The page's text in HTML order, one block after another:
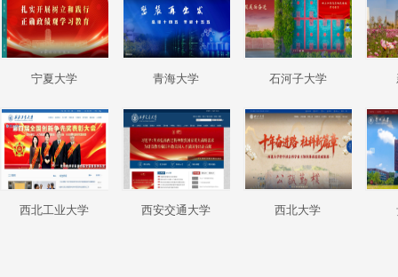
宁夏大学 青海大学 石河子大学
西北工业大学 西安交通大学 西北大学